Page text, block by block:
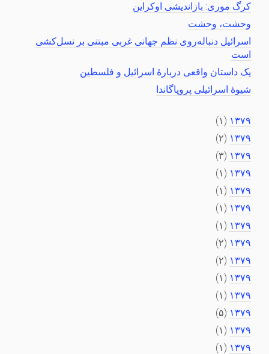
کرگ موری: بازاندیشی اوکراین
وحشت، وحشت
اسرائیل دنباله‌روی نظم جهانی غربی مبتنی بر نسل‌کشی
است
یک داستان واقعی دربارهٔ اسرائیل و فلسطین
شیوهٔ اسرائیلی پروپاگاندا
۱۳۷۹ (۱)
۱۳۷۹ (۲)
۱۳۷۹ (۳)
۱۳۷۹ (۱)
۱۳۷۹ (۱)
۱۳۷۹ (۱)
۱۳۷۹ (۱)
۱۳۷۹ (۲)
۱۳۷۹ (۲)
۱۳۷۹ (۱)
۱۳۷۹ (۱)
۱۳۷۹ (۵)
۱۳۷۹ (۱)
۱۳۷۹ (۱)